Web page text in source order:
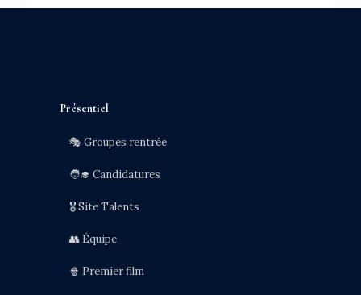
Présentiel
🎭 Groupes rentrée
🧑‍🎓 Candidatures
🎖️ Site Talents
👥 Équipe
🍿 Premier film